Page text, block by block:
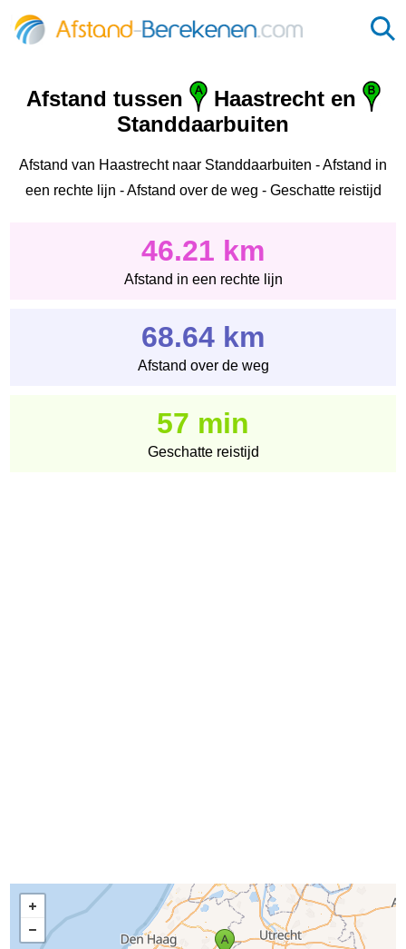
Afstand tussen
Haastrecht en
Standdaarbuiten
Afstand van Haastrecht naar Standdaarbuiten - Afstand in
een rechte lijn - Afstand over de weg - Geschatte reistijd
46.21 km
Afstand in een rechte lijn
68.64 km
Afstand over de weg
57 min
Geschatte reistijd